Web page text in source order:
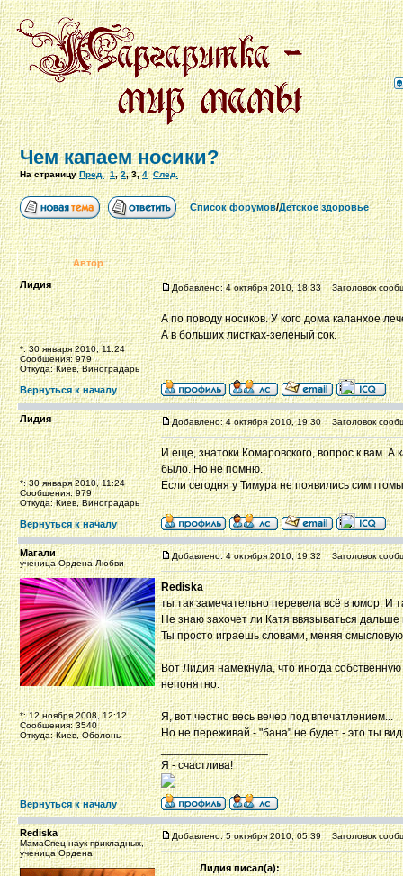
Чем капаем носики?
На страницуПред. 1,2,3,4 След.
Список форумов/Детское здоровье
Автор
Лидия
*: 30 января 2010, 11:24
Сообщения: 979
Откуда: Киев, Виноградарь
Добавлено: 4 октября 2010, 18:33 Заголовок
А по поводу носиков. У кого дома каланхое
А в больших листках-зеленый сок.
Вернуться к началу
Лидия
*: 30 января 2010, 11:24
Сообщения: 979
Откуда: Киев, Виноградарь
Добавлено: 4 октября 2010, 19:30 Заголовок
И еще, знатоки Комаровского, вопрос к вам. А
было. Но не помню.
Если сегодня у Тимура не появились
Вернуться к началу
Магали
ученица Ордена Любви
*: 12 ноября 2008, 12:12
Сообщения: 3540
Откуда: Киев, Оболонь
Добавлено: 4 октября 2010, 19:32 Заголовок
Rediska
ты так замечательно перевела всё в юмор. И
Не знаю захочет ли Катя ввязываться дальше
Ты просто играешь словами, меняя
Вот Лидия намекнула, что иногда
непонятно.
Я, вот честно весь вечер под впечатлением...
Но не переживай - "бана" не будет - это ты
_________________
Я - счастлива!
Вернуться к началу
Rediska
МамаСпец наук прикладных,
ученица Ордена
Добавлено: 5 октября 2010, 05:39 Заголовок
Лидия писал(а):